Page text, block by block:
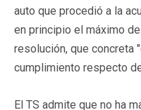
auto que procedió a la
en principio el máximo
resolución, que concreta
cumplimiento respecto
El TS admite que no ha